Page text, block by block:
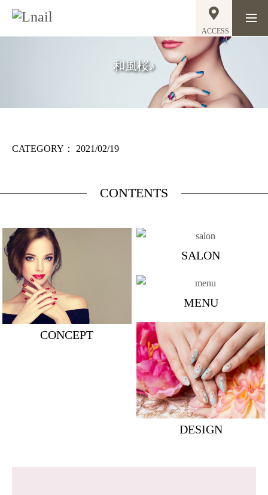
ACCESS
和風桜♪
CATEGORY： 2021/02/19
CONTENTS
CONCEPT
SALON
MENU
DESIGN